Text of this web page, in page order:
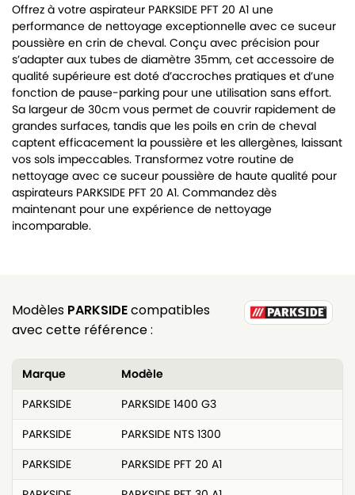
Offrez à votre aspirateur PARKSIDE PFT 20 A1 une
performance de nettoyage exceptionnelle avec ce suceur
poussière en crin de cheval. Conçu avec précision pour
s’adapter aux tubes de diamètre 35mm, cet accessoire de
qualité supérieure est doté d’accroches pratiques et d’une
fonction de pause-parking pour une utilisation sans effort.
Sa largeur de 30cm vous permet de couvrir rapidement de
grandes surfaces, tandis que les poils en crin de cheval
captent efficacement la poussière et les allergènes, laissant
vos sols impeccables. Transformez votre routine de
nettoyage avec ce suceur poussière de haute qualité pour
aspirateurs PARKSIDE PFT 20 A1. Commandez dès
maintenant pour une expérience de nettoyage
incomparable.
Modèles PARKSIDEcompatibles
avec cette référence :
Marque
Modèle
PARKSIDE
PARKSIDE 1400 G3
PARKSIDE
PARKSIDE NTS 1300
PARKSIDE
PARKSIDE PFT 20 A1